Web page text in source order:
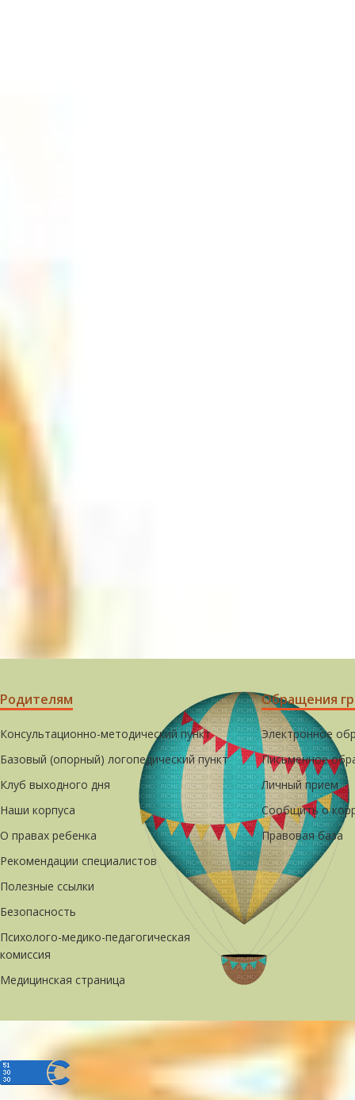
Родителям
Консультационно-методический пункт
Базовый (опорный) логопедический пункт
Клуб выходного дня
Наши корпуса
О правах ребенка
Рекомендации специалистов
Полезные ссылки
Безопасность
Психолого-медико-педагогическая
комиссия
Медицинская страница
Обращения
Электронное
Письменное
Личный прием
Сообщить о
Правовая база